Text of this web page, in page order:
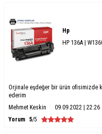
Hp
HP 136A |
Orjinale eşdeğer bir ürün ofisimizde
ederim
Mehmet Keskin
09.09.2022 | 22:26
Yorum 5/5